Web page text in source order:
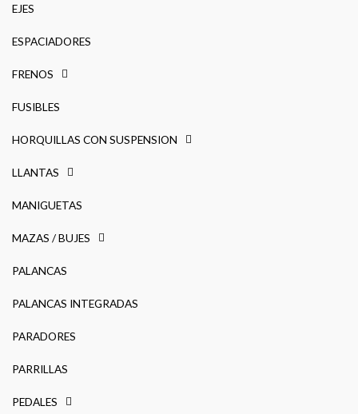
EJES
ESPACIADORES
FRENOS
FUSIBLES
HORQUILLAS CON SUSPENSION
LLANTAS
MANIGUETAS
MAZAS / BUJES
PALANCAS
PALANCAS INTEGRADAS
PARADORES
PARRILLAS
PEDALES